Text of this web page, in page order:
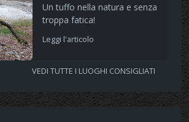
Un tuffo nella natura e senza
troppa fatica!
Leggi l'articolo
VEDI TUTTE I LUOGHI CONSIGLIATI